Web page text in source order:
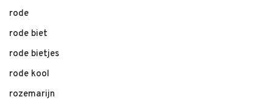
rode
rode biet
rode bietjes
rode kool
rozemarijn